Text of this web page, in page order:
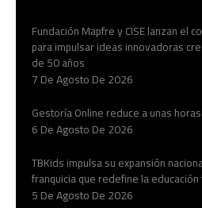
Fundación Mapfre y CISE lanzan el
para impulsar ideas innovadoras
de 50 años
7 De Agosto De 2026
Gestoría Online reduce a unas
6 De Agosto De 2026
TBKids impulsa su expansión
franquicia que redefine la
5 De Agosto De 2026